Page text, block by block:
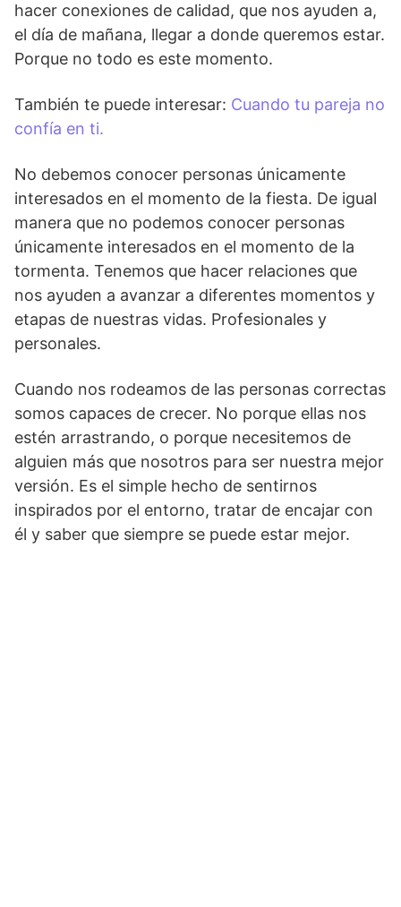
hacer conexiones de calidad, que nos ayuden a,
el día de mañana, llegar a donde queremos estar.
Porque no todo es este momento.
También te puede interesar: Cuando tu pareja no
confía en ti.
No debemos conocer personas únicamente
interesados en el momento de la fiesta. De igual
manera que no podemos conocer personas
únicamente interesados en el momento de la
tormenta. Tenemos que hacer relaciones que
nos ayuden a avanzar a diferentes momentos y
etapas de nuestras vidas. Profesionales y
personales.
Cuando nos rodeamos de las personas correctas
somos capaces de crecer. No porque ellas nos
estén arrastrando, o porque necesitemos de
alguien más que nosotros para ser nuestra mejor
versión. Es el simple hecho de sentirnos
inspirados por el entorno, tratar de encajar con
él y saber que siempre se puede estar mejor.